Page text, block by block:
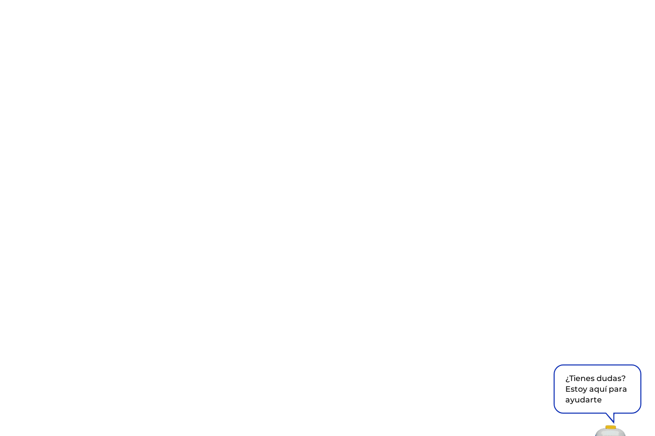
¿Tienes dudas?
Estoy aquí para
ayudarte